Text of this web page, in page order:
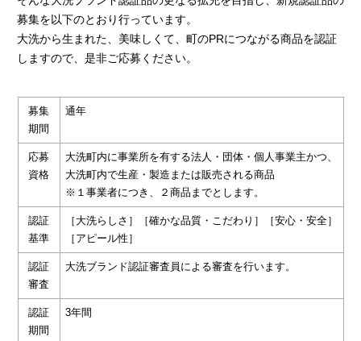
募集を以下のとおり行っています。
大洗から生まれた、美味しくて、町のPRにつながる商品を認証
しますので、是非ご応募ください。
募集
期間
通年
応募
資格
大洗町内に事業所を有する法人・団体・個人事業主かつ、
大洗町内で生産・製造または販売される商品
※１事業者につき、２商品までとします。
認証
基準
［大洗らしさ］［確かな品質・こだわり］［安心・安全］
［アピール性］
認証
審査
大洗ブランド認証審査員による審査を行います。
認証
期間
3年間